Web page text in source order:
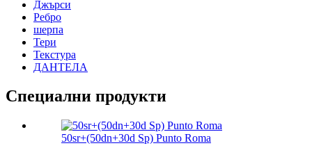
Джърси
Ребро
шерпа
Тери
Текстура
ДАНТЕЛА
Специални продукти
50sr+(50dn+30d Sp) Punto Roma